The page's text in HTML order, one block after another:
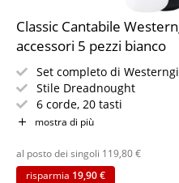
Classic Cantabile
accessori 5 pezzi bianco
Set completo di
Stile Dreadnought
6 corde, 20 tasti
Incl. custodia, plettro,
Colore: bianco
mostra di più
al posto dei singoli 119,80€
risparmia 19,90 €